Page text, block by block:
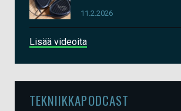
11.2.2026
Lisää videoita
TEKNIIKKAPODCAST